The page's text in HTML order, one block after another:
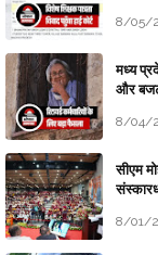
8/05/
मध्य
और बजट
8/04/
सीएम
8/01/